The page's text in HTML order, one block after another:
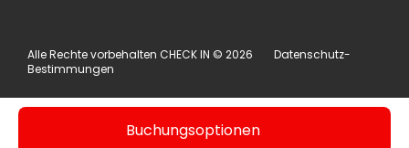
Buchungsoptionen
Alle Rechte vorbehalten CHECK IN © 2026
Datenschutz-
Bestimmungen